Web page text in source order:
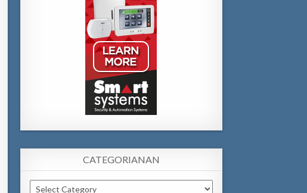
CATEGORIANAN
Categorianan